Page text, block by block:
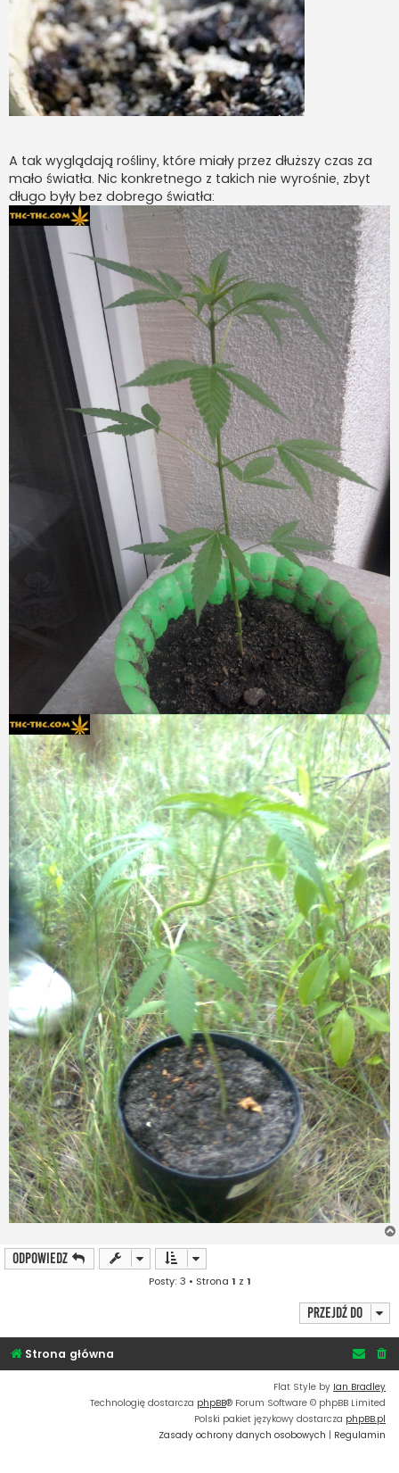
A tak wyglądają rośliny, które miały przez dłuższy czas za
mało światła. Nic konkretnego z takich nie wyrośnie, zbyt
długo były bez dobrego światła:
ODPOWIEDZ
Posty: 3 • Strona 1 z 1
Przejdź do
Strona główna
Flat Style by Ian Bradley
Technologię dostarcza phpBB® Forum Software © phpBB Limited
Polski pakiet językowy dostarcza phpBB.pl
Zasady ochrony danych osobowych | Regulamin